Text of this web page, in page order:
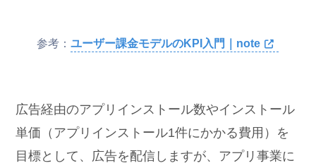
参考：ユーザー課金モデルのKPI入門｜note
広告経由のアプリインストール数やインストール
単価（アプリインストール1件にかかる費用）を
目標として、広告を配信しますが、アプリ事業に